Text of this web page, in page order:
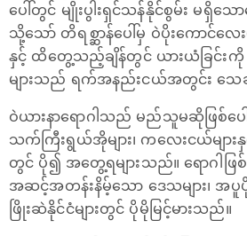
ပေါ်တွင် မျိုးပွါးရှင်သန်နိုင်စွမ်း မရှိသေ
သို့သော် တိရစ္ဆာန်ပေါ်မှ ဝဲပိုးကောင်လေ
နှင့် ထိတွေ့သည့်ချိန်တွင် ယားယံခြင်းကို ဖ
များသည် ရက်အနည်းငယ်အတွင်း သေ
ဝဲယားနာ‌ရောဂါသည် မည်သူမဆိုဖြစ်ပ
သက်ကြီးရွယ်အိုများ၊ ကလေးငယ်မျာ
တွင် ပို၍ အတွေ့ရများသည်။ ‌ရောဂါဖြ
အဆင့်အတန်းနိမ့်သော ဒေသများ၊ အပူပို
ဖြိုးဆဲနိုင်ငံများတွင် ပိုမိုမြင့်မားသည်။